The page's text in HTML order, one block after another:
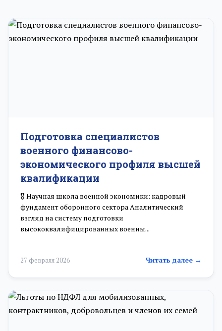
Подготовка специалистов
военного финансово-
экономического профиля высшей
квалификации
🎖️ Научная школа военной экономики: кадровый
фундамент оборонного сектора Аналитический
взгляд на систему подготовки
высококвалифицированных военны...
27 февраля 2026 Читать далее →